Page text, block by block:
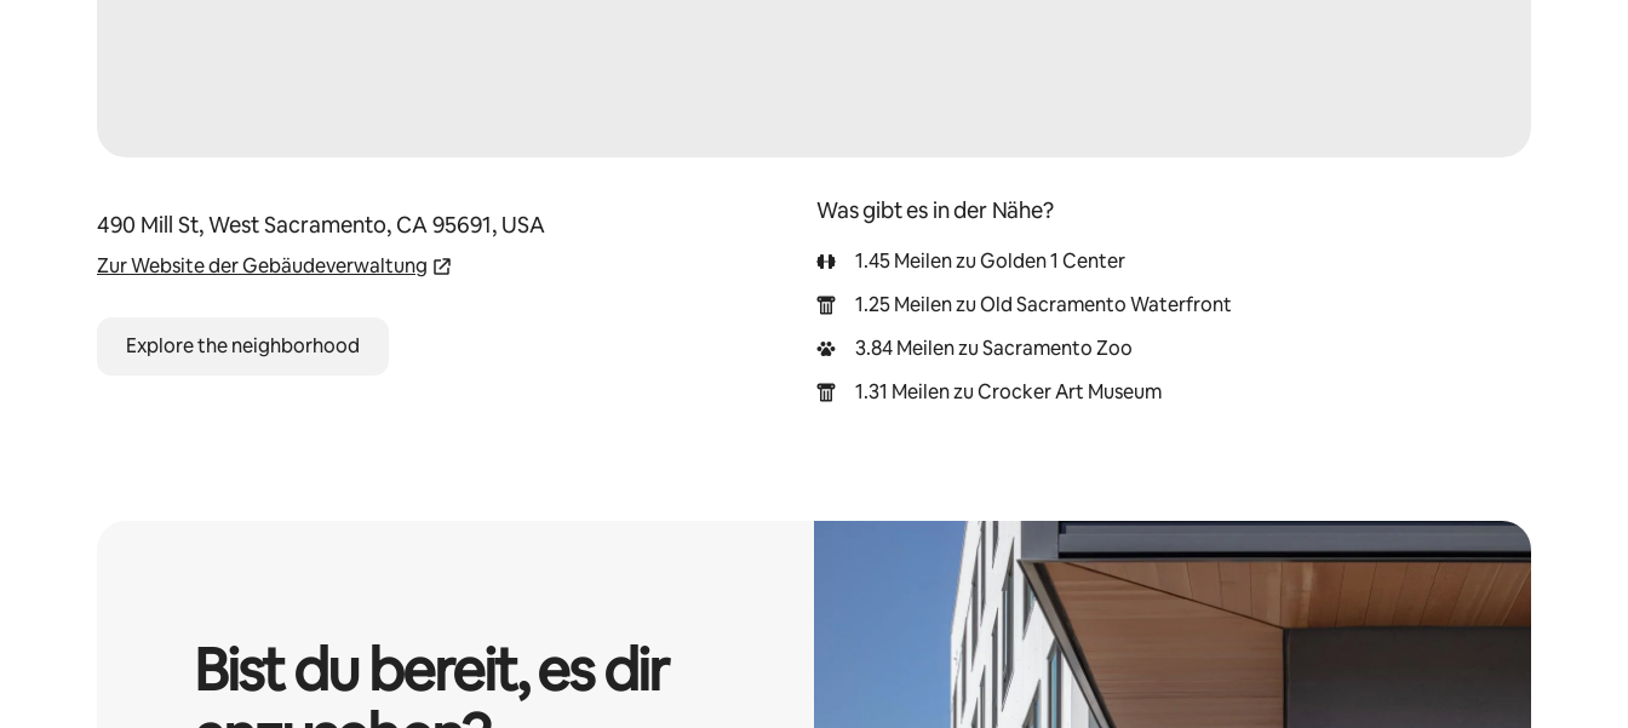
490 Mill St, West Sacramento, CA 95691, USA
Zur Website der Gebäudeverwaltung
Explore the neighborhood
Was gibt es in der Nähe?
1.45 Meilen zu Golden 1 Center
1.25 Meilen zu Old Sacramento Waterfront
3.84 Meilen zu Sacramento Zoo
1.31 Meilen zu Crocker Art Museum
Bist du bereit, es dir